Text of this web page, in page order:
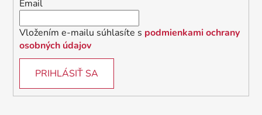
p
v
p
Email
Vložením e-mailu súhlasíte s podmienkami ochrany
osobných údajov
PRIHLÁSIŤ SA